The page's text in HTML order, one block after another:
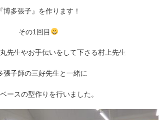
博多張子』を作ります！
その1回目
先生やお手伝いをして下さる村上先生
張子師の三好先生と一緒に
ースの型作りを行いました。